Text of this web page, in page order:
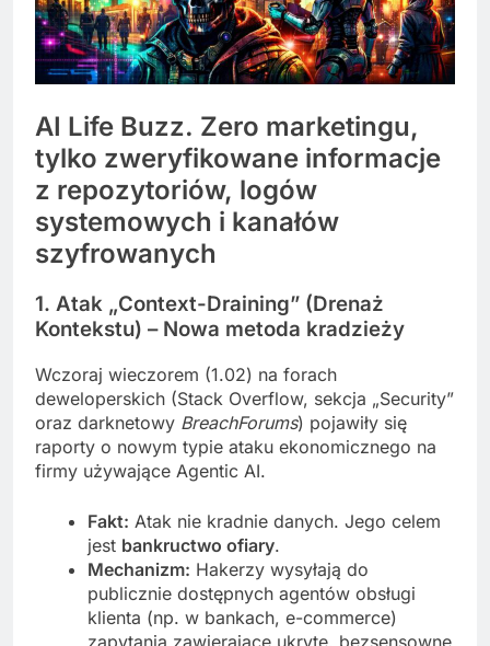
AI Life Buzz. Zero marketingu,
tylko zweryfikowane informacje
z repozytoriów, logów
systemowych i kanałów
szyfrowanych
1. Atak „Context-Draining” (Drenaż
Kontekstu) – Nowa metoda kradzieży
Wczoraj wieczorem (1.02) na forach
deweloperskich (Stack Overflow, sekcja „Security”
oraz darknetowy BreachForums) pojawiły się
raporty o nowym typie ataku ekonomicznego na
firmy używające Agentic AI.
Fakt: Atak nie kradnie danych. Jego celem
jest bankructwo ofiary.
Mechanizm: Hakerzy wysyłają do
publicznie dostępnych agentów obsługi
klienta (np. w bankach, e-commerce)
zapytania zawierające ukryte, bezsensowne